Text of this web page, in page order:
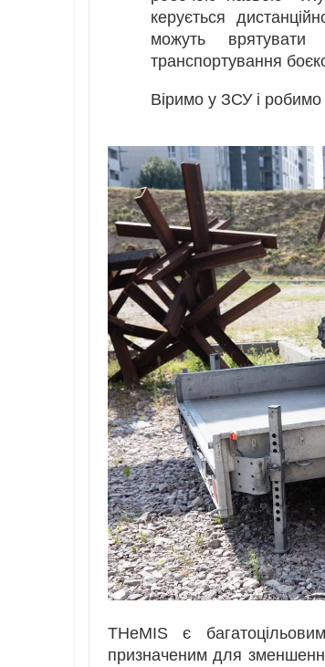
керується
можуть
транспортування
Віримо у ЗСУ і
THeMIS є
призначеним для